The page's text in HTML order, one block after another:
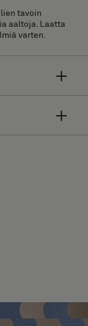
tavoin
aaltoja. Laatta
varten.
erittäin
suurimpaan
tekstuuri- ja
kiinnitetään
sisältää
20
sisältää